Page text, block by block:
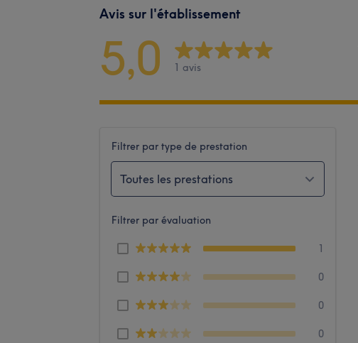
Avis sur l'établissement
5,0 1 avis
Filtrer par type de prestation
Toutes les prestations
Filtrer par évaluation
1
0
0
0